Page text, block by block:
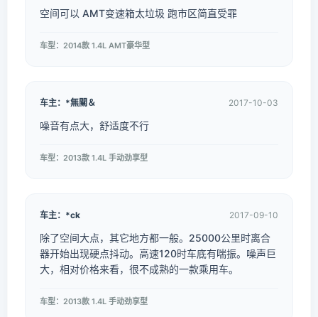
空间可以 AMT变速箱太垃圾 跑市区简直受罪
车型：2014款 1.4L AMT豪华型
车主：*無關＆ 2017-10-03
噪音有点大，舒适度不行
车型：2013款 1.4L 手动劲享型
车主：*ck 2017-09-10
除了空间大点，其它地方都一般。25000公里时离合
器开始出现硬点抖动。高速120时车底有喘振。噪声巨
大，相对价格来看，很不成熟的一款乘用车。
车型：2013款 1.4L 手动劲享型